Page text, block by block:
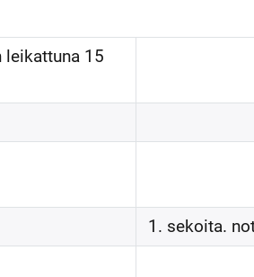
leikattuna 15
1. sekoita.